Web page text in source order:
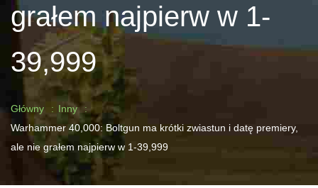
grałem najpierw w 1-
39,999
Główny
Inny
Warhammer 40,000: Boltgun ma krótki zwiastun i datę premiery,
ale nie grałem najpierw w 1-39,999